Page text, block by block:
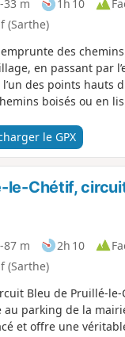
-33 m 1h 10
(Sarthe)
des
en passant par
des points hauts
boisés ou en
le GPX
le-Chétif,
-87 m 2h 10
(Sarthe)
Bleu de Pruillé-
parking de la
et offre une